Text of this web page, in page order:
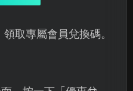
取專屬會員兌換碼。